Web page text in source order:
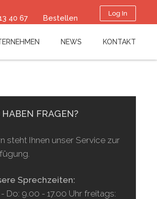
HABEN FRAGEN?
steht Ihnen unser Service zur
Sprechzeiten:
Do: 9.00 - 17.00 Uhr freitags:
Log In
40 67 Bestellen
NEWS KONTAKT